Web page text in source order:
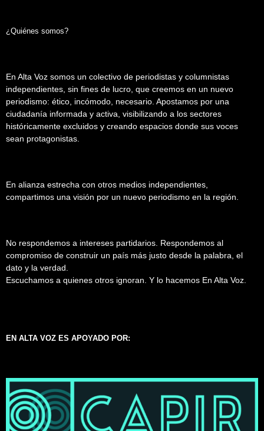
¿Quiénes somos?
En Alta Voz somos un colectivo de periodistas y columnistas
independientes, sin fines de lucro, que creemos en un nuevo
periodismo: ético, incómodo, necesario. Apostamos por una
ciudadanía informada y activa, visibilizando a los sectores
históricamente excluidos y creando espacios donde sus voces
sean protagonistas.
En alianza estrecha con otros medios independientes,
compartimos una visión por un nuevo periodismo en la región.
No respondemos a intereses partidarios. Respondemos al
compromiso de construir un país más justo desde la palabra, el
dato y la verdad.
Escuchamos a quienes otros ignoran. Y lo hacemos En Alta Voz.
EN ALTA VOZ ES APOYADO POR: